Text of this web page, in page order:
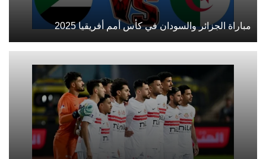
مباراة الجزائر والسودان في كأس أمم أفريقيا 2025